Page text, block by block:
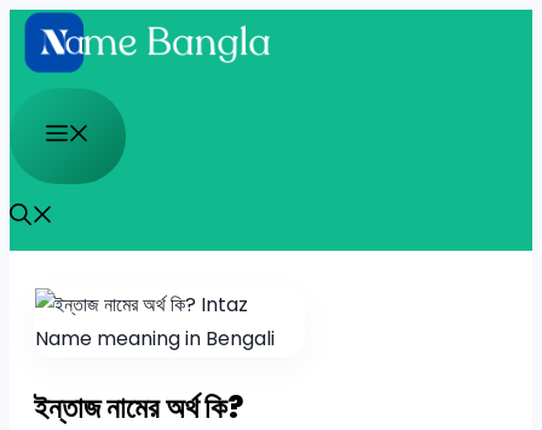
Skip
to
content
Menu
ইন্তাজ নামের অর্থ কি?